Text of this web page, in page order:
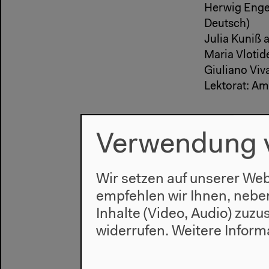
Herwig
Deutsch)
Julia Kuniß
Maria
Giuliano
Lektorat:
Technik
Leiter der
Leiter Ton-
Verwendung
Wir setzen auf unserer
empfehlen wir Ihnen,
Inhalte (Video, Audio)
widerrufen. Weitere